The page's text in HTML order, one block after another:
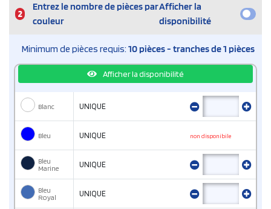
2
Entrez le nombre de pièces par
couleur
Afficher la
disponibilité
Minimum de pièces requis: 10 pièces - tranches de 1 pièces
Afficher la disponibilité
Blanc UNIQUE
Bleu UNIQUE non disponibile
Bleu
Marine
UNIQUE
Bleu
Royal
UNIQUE